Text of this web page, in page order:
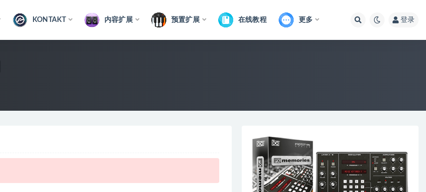
KONTAKT 内容扩展 预置扩展 在线教程 更多 登录